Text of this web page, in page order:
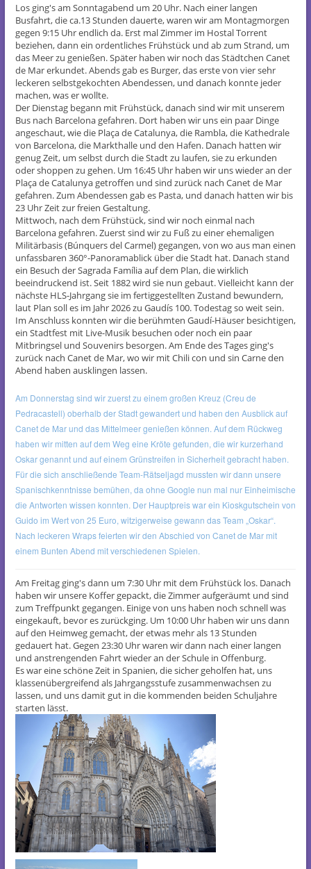
Los ging's am Sonntagabend um 20 Uhr. Nach einer langen
Busfahrt, die ca.13 Stunden dauerte, waren wir am Montagmorgen
gegen 9:15 Uhr endlich da. Erst mal Zimmer im Hostal Torrent
beziehen, dann ein ordentliches Frühstück und ab zum Strand, um
das Meer zu genießen. Später haben wir noch das Städtchen Canet
de Mar erkundet. Abends gab es Burger, das erste von vier sehr
leckeren selbstgekochten Abendessen, und danach konnte jeder
machen, was er wollte.
Der Dienstag begann mit Frühstück, danach sind wir mit unserem
Bus nach Barcelona gefahren. Dort haben wir uns ein paar Dinge
angeschaut, wie die Plaça de Catalunya, die Rambla, die Kathedrale
von Barcelona, die Markthalle und den Hafen. Danach hatten wir
genug Zeit, um selbst durch die Stadt zu laufen, sie zu erkunden
oder shoppen zu gehen. Um 16:45 Uhr haben wir uns wieder an der
Plaça de Catalunya getroffen und sind zurück nach Canet de Mar
gefahren. Zum Abendessen gab es Pasta, und danach hatten wir bis
23 Uhr Zeit zur freien Gestaltung.
Mittwoch, nach dem Frühstück, sind wir noch einmal nach
Barcelona gefahren. Zuerst sind wir zu Fuß zu einer ehemaligen
Militärbasis (Búnquers del Carmel) gegangen, von wo aus man einen
unfassbaren 360°-Panoramablick über die Stadt hat. Danach stand
ein Besuch der Sagrada Família auf dem Plan, die wirklich
beeindruckend ist. Seit 1882 wird sie nun gebaut. Vielleicht kann der
nächste HLS-Jahrgang sie im fertiggestellten Zustand bewundern,
laut Plan soll es im Jahr 2026 zu Gaudís 100. Todestag so weit sein.
Im Anschluss konnten wir die berühmten Gaudí-Häuser besichtigen,
ein Stadtfest mit Live-Musik besuchen oder noch ein paar
Mitbringsel und Souvenirs besorgen. Am Ende des Tages ging's
zurück nach Canet de Mar, wo wir mit Chili con und sin Carne den
Abend haben ausklingen lassen.
Am Donnerstag sind wir zuerst zu einem großen Kreuz (Creu de
Pedracastell) oberhalb der Stadt gewandert und haben den Ausblick auf
Canet de Mar und das Mittelmeer genießen können. Auf dem Rückweg
haben wir mitten auf dem Weg eine Kröte gefunden, die wir kurzerhand
Oskar genannt und auf einem Grünstreifen in Sicherheit gebracht haben.
Für die sich anschließende Team-Rätseljagd mussten wir dann unsere
Spanischkenntnisse bemühen, da ohne Google nun mal nur Einheimische
die Antworten wissen konnten. Der Hauptpreis war ein Kioskgutschein von
Guido im Wert von 25 Euro, witzigerweise gewann das Team „Oskar“.
Nach leckeren Wraps feierten wir den Abschied von Canet de Mar mit
einem Bunten Abend mit verschiedenen Spielen.
Am Freitag ging's dann um 7:30 Uhr mit dem Frühstück los. Danach
haben wir unsere Koffer gepackt, die Zimmer aufgeräumt und sind
zum Treffpunkt gegangen. Einige von uns haben noch schnell was
eingekauft, bevor es zurückging. Um 10:00 Uhr haben wir uns dann
auf den Heimweg gemacht, der etwas mehr als 13 Stunden
gedauert hat. Gegen 23:30 Uhr waren wir dann nach einer langen
und anstrengenden Fahrt wieder an der Schule in Offenburg.
Es war eine schöne Zeit in Spanien, die sicher geholfen hat, uns
klassenübergreifend als Jahrgangsstufe zusammenwachsen zu
lassen, und uns damit gut in die kommenden beiden Schuljahre
starten lässt.